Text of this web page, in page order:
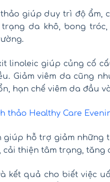
giúp duy trì độ ẩm,
da khô, bong
linoleic giúp củng cố
Giảm viêm da cũng
hạn chế viêm da đầu
thảo Healthy Care
hỗ trợ giảm những
thiện tâm trạng, tăng
kết quả cho biết việc